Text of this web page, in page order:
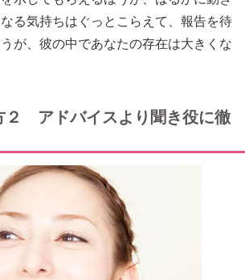
る気持ちはぐっとこらえて、報告を待
が、彼の中であなたの存在は大きくな
２ アドバイスより聞き役に徹